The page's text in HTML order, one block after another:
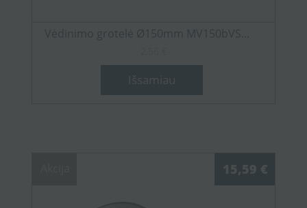
Vėdinimo grotelė Ø150mm MV150bVS...
Išsamiau
15,59 €